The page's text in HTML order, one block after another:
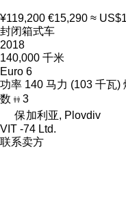
¥119,200 €15,290 ≈
封闭箱式车
2018
140,000 千米
Euro 6
功率 140 马力 (103 千瓦)
数
3
保加利亚, Plovdiv
VIT -74 Ltd.
联系卖方